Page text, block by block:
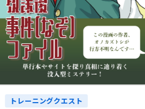
ーニングクエスト